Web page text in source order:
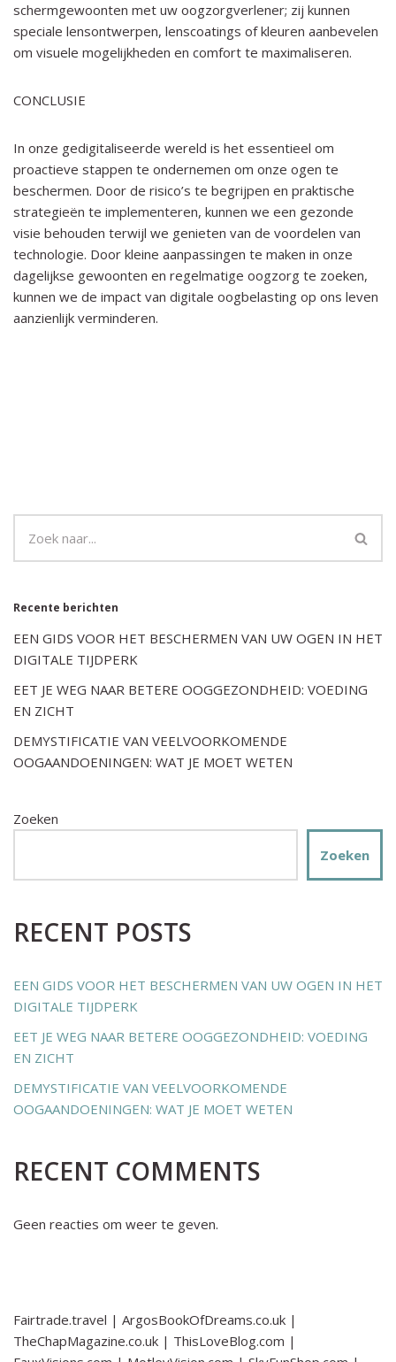
schermgewoonten met uw oogzorgverlener; zij kunnen
speciale lensontwerpen, lenscoatings of kleuren aanbevelen
om visuele mogelijkheden en comfort te maximaliseren.
CONCLUSIE
In onze gedigitaliseerde wereld is het essentieel om
proactieve stappen te ondernemen om onze ogen te
beschermen. Door de risico’s te begrijpen en praktische
strategieën te implementeren, kunnen we een gezonde
visie behouden terwijl we genieten van de voordelen van
technologie. Door kleine aanpassingen te maken in onze
dagelijkse gewoonten en regelmatige oogzorg te zoeken,
kunnen we de impact van digitale oogbelasting op ons leven
aanzienlijk verminderen.
Recente berichten
EEN GIDS VOOR HET BESCHERMEN VAN UW OGEN IN HET
DIGITALE TIJDPERK
EET JE WEG NAAR BETERE OOGGEZONDHEID: VOEDING
EN ZICHT
DEMYSTIFICATIE VAN VEELVOORKOMENDE
OOGAANDOENINGEN: WAT JE MOET WETEN
Zoeken
Zoeken
RECENT POSTS
EEN GIDS VOOR HET BESCHERMEN VAN UW OGEN IN HET
DIGITALE TIJDPERK
EET JE WEG NAAR BETERE OOGGEZONDHEID: VOEDING
EN ZICHT
DEMYSTIFICATIE VAN VEELVOORKOMENDE
OOGAANDOENINGEN: WAT JE MOET WETEN
RECENT COMMENTS
Geen reacties om weer te geven.
Fairtrade.travel | ArgosBookOfDreams.co.uk |
TheChapMagazine.co.uk | ThisLoveBlog.com |